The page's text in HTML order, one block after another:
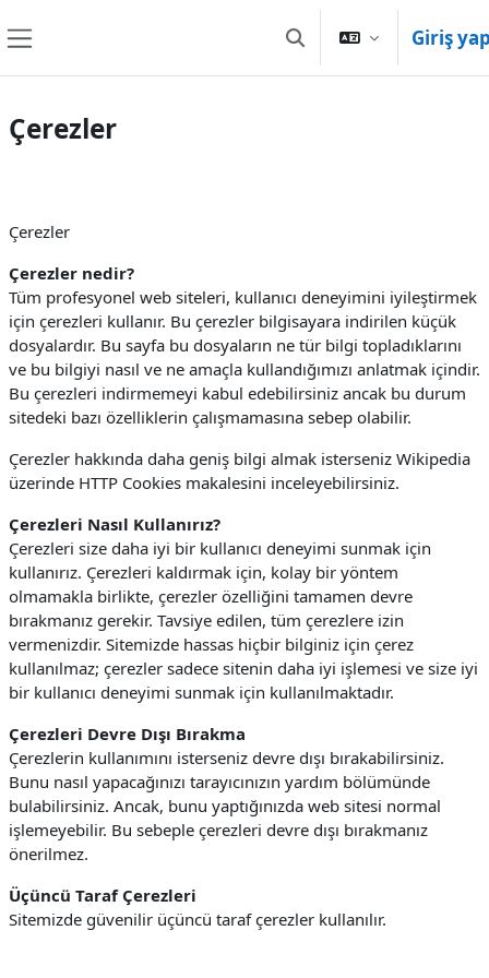
Arama girişini değiştir
Giriş
Çerezler
Çerezler
Çerezler nedir?
Tüm profesyonel web siteleri, kullanıcı deneyimini iyileştirmek
için çerezleri kullanır. Bu çerezler bilgisayara indirilen küçük
dosyalardır. Bu sayfa bu dosyaların ne tür bilgi topladıklarını
ve bu bilgiyi nasıl ve ne amaçla kullandığımızı anlatmak içindir.
Bu çerezleri indirmemeyi kabul edebilirsiniz ancak bu durum
sitedeki bazı özelliklerin çalışmamasına sebep olabilir.
Çerezler hakkında daha geniş bilgi almak isterseniz Wikipedia
üzerinde HTTP Cookies makalesini inceleyebilirsiniz.
Çerezleri Nasıl Kullanırız?
Çerezleri size daha iyi bir kullanıcı deneyimi sunmak için
kullanırız. Çerezleri kaldırmak için, kolay bir yöntem
olmamakla birlikte, çerezler özelliğini tamamen devre
bırakmanız gerekir. Tavsiye edilen, tüm çerezlere izin
vermenizdir. Sitemizde hassas hiçbir bilginiz için çerez
kullanılmaz; çerezler sadece sitenin daha iyi işlemesi ve size iyi
bir kullanıcı deneyimi sunmak için kullanılmaktadır.
Çerezleri Devre Dışı Bırakma
Çerezlerin kullanımını isterseniz devre dışı bırakabilirsiniz.
Bunu nasıl yapacağınızı tarayıcınızın yardım bölümünde
bulabilirsiniz. Ancak, bunu yaptığınızda web sitesi normal
işlemeyebilir. Bu sebeple çerezleri devre dışı bırakmanız
önerilmez.
Üçüncü Taraf Çerezleri
Sitemizde güvenilir üçüncü taraf çerezler kullanılır.